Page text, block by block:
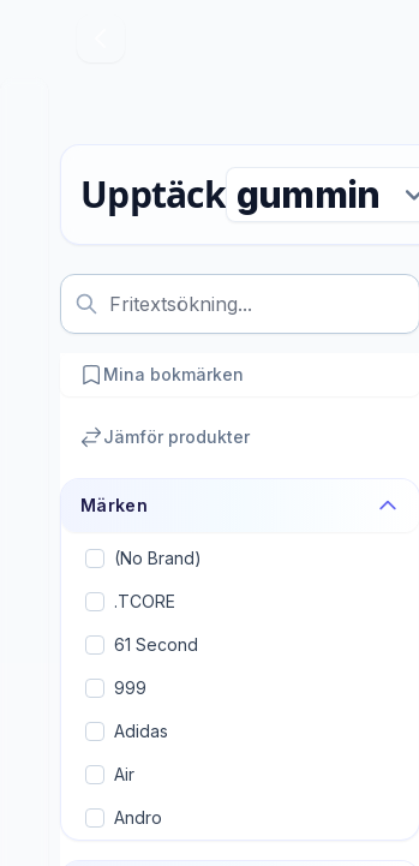
Upptäck
Mina bokmärken
Jämför produkter
Märken
(No Brand)
.TCORE
61 Second
999
Adidas
Air
Andro